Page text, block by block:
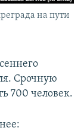
на пути
Срочную
700 человек.